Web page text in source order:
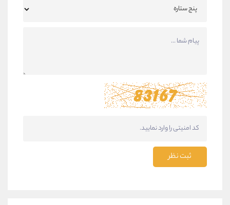
ثبت نظر